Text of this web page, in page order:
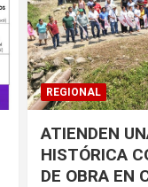
ESTATAL
obra de Fidel